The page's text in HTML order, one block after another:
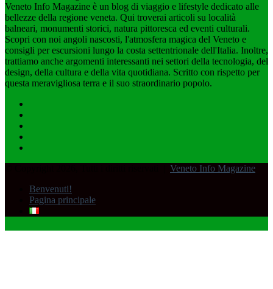
Veneto Info Magazine è un blog di viaggio e lifestyle dedicato alle
bellezze della regione veneta. Qui troverai articoli su località
balneari, monumenti storici, natura pittoresca ed eventi culturali.
Scopri con noi angoli nascosti, l'atmosfera magica del Veneto e
consigli per escursioni lungo la costa settentrionale dell'Italia. Inoltre,
trattiamo anche argomenti interessanti nei settori della tecnologia, del
design, della cultura e della vita quotidiana. Scritto con rispetto per
questa meravigliosa terra e il suo straordinario popolo.
Veneto Info Magazine
Benvenuti!
Pagina principale